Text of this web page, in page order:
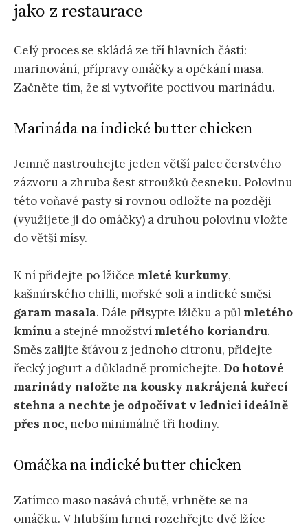
jako z restaurace
Celý proces se skládá ze tří hlavních částí:
marinování, přípravy omáčky a opékání masa.
Začněte tím, že si vytvoříte poctivou marinádu.
Marináda na indické butter chicken
Jemně nastrouhejte jeden větší palec čerstvého
zázvoru a zhruba šest stroužků česneku. Polovinu
této voňavé pasty si rovnou odložte na později
(využijete ji do omáčky) a druhou polovinu vložte
do větší mísy.
K ní přidejte po lžičce mleté kurkumy,
kašmírského chilli, mořské soli a indické směsi
garam masala. Dále přisypte lžičku a půl mletého
kmínu a stejné množství mletého koriandru.
Směs zalijte šťávou z jednoho citronu, přidejte
řecký jogurt a důkladně promíchejte. Do hotové
marinády naložte na kousky nakrájená kuřecí
stehna a nechte je odpočívat v lednici ideálně
přes noc, nebo minimálně tři hodiny.
Omáčka na indické butter chicken
Zatímco maso nasává chutě, vrhněte se na
omáčku. V hlubším hrnci rozehřejte dvě lžíce